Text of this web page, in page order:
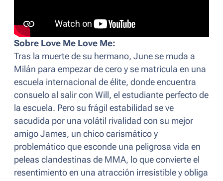
Sobre Love Me Love Me:
Tras la muerte de su hermano, June se muda a
Milán para empezar de cero y se matricula en una
escuela internacional de élite, donde encuentra
consuelo al salir con Will, el estudiante perfecto de
la escuela. Pero su frágil estabilidad se ve
sacudida por una volátil rivalidad con su mejor
amigo James, un chico carismático y
problemático que esconde una peligrosa vida en
peleas clandestinas de MMA, lo que convierte el
resentimiento en una atracción irresistible y obliga